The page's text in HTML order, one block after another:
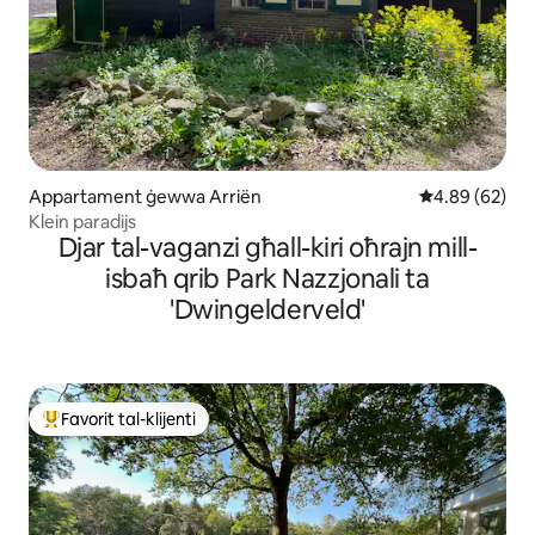
Appartament ġewwa Arriën Rating medju
4.89 (62)
Klein paradijs
Djar tal-vaganzi għall-kiri oħrajn mill-
isbaħ qrib Park Nazzjonali ta
'Dwingelderveld'
Wieħed mill-aqwa favoriti tal-klijenti
Favorit tal-klijenti